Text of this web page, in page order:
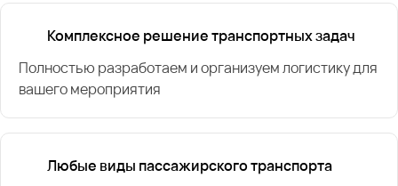
Комплексное решение транспортных задач
Полностью разработаем и организуем логистику для
вашего мероприятия
Любые виды пассажирского транспорта